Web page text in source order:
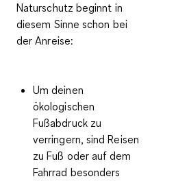
Naturschutz beginnt in
diesem Sinne schon bei
der Anreise:
Um deinen
ökologischen
Fußabdruck zu
verringern, sind Reisen
zu Fuß oder auf dem
Fahrrad besonders